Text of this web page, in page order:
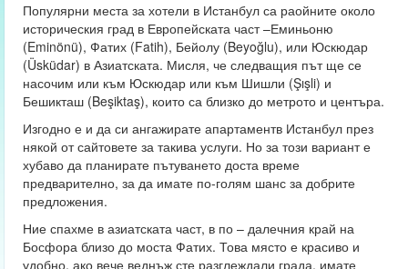
Популярни места за хотели в Истанбул са раойните около
историческия град в Европейската част –Еминьоню
(Eminönü), Фатих (Fatih), Бейолу (Beyoğlu), или Юскюдар
(Üsküdar) в Азиатската. Мисля, че следващия път ще се
насочим или към Юскюдар или към Шишли (Şışli) и
Бешикташ (Beşiktaş), които са близко до метрото и центъра.
Изгодно е и да си ангажирате апартаментв Истанбул през
някой от сайтовете за такива услуги. Но за този вариант е
хубаво да планирате пътуването доста време
предварително, за да имате по-голям шанс за добрите
предложения.
Ние спахме в азиатската част, в по – далечния край на
Босфора близо до моста Фатих. Това място е красиво и
удобно, ако вече веднъж сте разглеждали града, имате